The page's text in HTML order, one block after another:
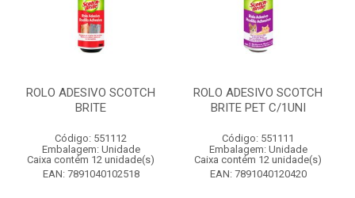
ROLO ADESIVO SCOTCH
BRITE
Código: 551112
Embalagem: Unidade
Caixa contém 12 unidade(s)
EAN: 7891040102518
ROLO ADESIVO SCOTCH
BRITE PET C/1UNI
Código: 551111
Embalagem: Unidade
Caixa contém 12 unidade(s)
EAN: 7891040120420